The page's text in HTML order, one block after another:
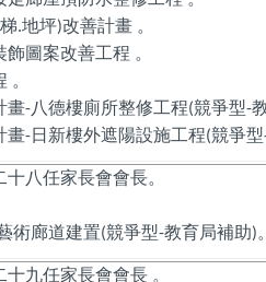
.地坪)改善計畫 。
飾圖案改善工程 。
。
畫-八德樓廁所整修工程(競爭型-
畫-日新樓外遮陽設施工程(競爭型
八任家長會會長。
術廊道建置(競爭型-教育局補助)
十九任家長會會長 。